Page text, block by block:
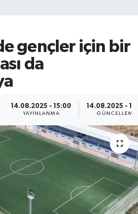
gençler için bir
da
14.08.2025 - 15:00
YAYINLANMA
14.08.2025 -
GÜNCELLEME